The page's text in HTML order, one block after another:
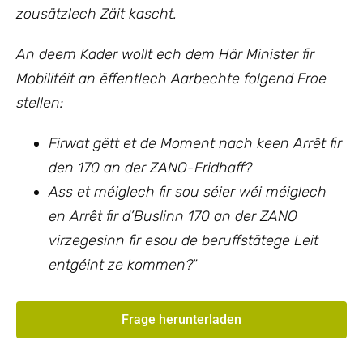
zousätzlech Zäit kascht.
An deem Kader wollt ech dem Här Minister fir
Mobilitéit an ëffentlech Aarbechte folgend Froe
stellen:
Firwat gëtt et de Moment nach keen Arrêt fir
den 170 an der ZANO-Fridhaff?
Ass et méiglech fir sou séier wéi méiglech
en Arrêt fir d’Buslinn 170 an der ZANO
virzegesinn fir esou de beruffstätege Leit
entgéint ze kommen?“
Frage herunterladen